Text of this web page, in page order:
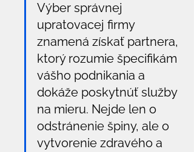
Výber správnej
upratovacej firmy
znamená získať partnera,
ktorý rozumie špecifikám
vášho podnikania a
dokáže poskytnúť služby
na mieru. Nejde len o
odstránenie špiny, ale o
vytvorenie zdravého a